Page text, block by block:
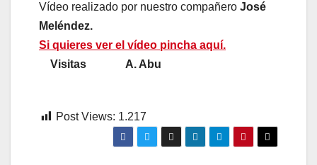
Vídeo realizado por nuestro compañero José
Meléndez.
Si quieres ver el vídeo pincha aquí.
Visitas A. Abu
Post Views: 1.217